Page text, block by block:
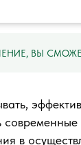
ВЫ
современные
в